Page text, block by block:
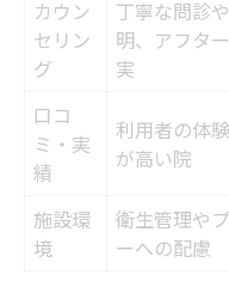
カウン
セリン
グ
丁寧な問診
明、アフタ
実
口コ
ミ・実
績
利用者の体
が高い院
施設環
境
衛生管理や
ーへの配慮